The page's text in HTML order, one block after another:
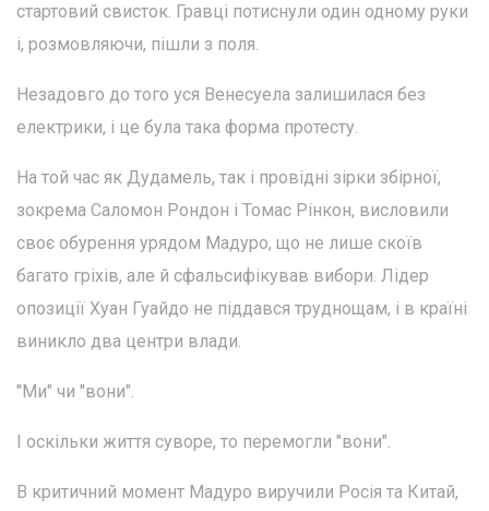
стартовий свисток. Гравці потиснули один одному руки
і, розмовляючи, пішли з поля.
Незадовго до того уся Венесуела залишилася без
електрики, і це була така форма протесту.
На той час як Дудамель, так і провідні зірки збірної,
зокрема Саломон Рондон і Томас Рінкон, висловили
своє обурення урядом Мадуро, що не лише скоїв
багато гріхів, але й сфальсифікував вибори. Лідер
опозиції Хуан Гуайдо не піддався труднощам, і в країні
виникло два центри влади.
"Ми" чи "вони".
І оскільки життя суворе, то перемогли "вони".
В критичний момент Мадуро виручили Росія та Китай,